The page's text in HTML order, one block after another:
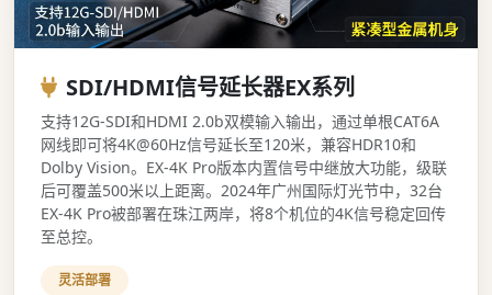
SDI/HDMI信号延长器EX系列
支持12G-SDI和HDMI 2.0b双模输入输出，通过单根CAT6A
网线即可将4K@60Hz信号延长至120米，兼容HDR10和
Dolby Vision。EX-4K Pro版本内置信号中继放大功能，级联
后可覆盖500米以上距离。2024年广州国际灯光节中，32台
EX-4K Pro被部署在珠江两岸，将8个机位的4K信号稳定回传
至总控。
灵活部署